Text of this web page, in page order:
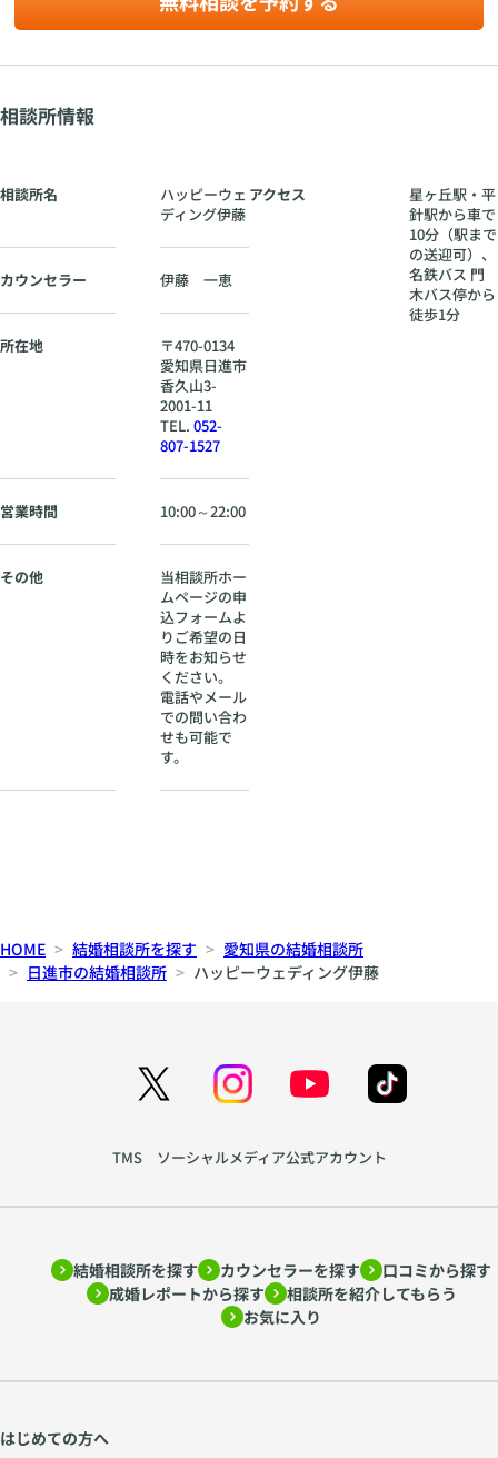
送
迎
門
木
バ
停
か
徒
歩
め
ざ
針
10
分
駅
ま
の
送
迎
、
ス
木
バ
ス
停
か
ら
徒
歩
1
分
相談所情報
相談所名
ハッピーウェ
ディング伊藤
カウンセラー 伊藤 一恵
所在地 〒470-0134
愛知県日進市
香久山3-
2001-11
TEL. 052-
807-1527
営業時間 10:00～22:00
その他
当相談所ホー
ムページの申
込フォームよ
りご希望の日
時をお知らせ
ください。
電話やメール
での問い合わ
せも可能で
す。
アクセス
星ヶ丘駅・平
針駅から車で
10分（駅まで
の送迎可）、
名鉄バス 門
木バス停から
徒歩1分
HOME 結婚相談所を探す
愛知県の結婚相談所
日進市の結婚相談所
ハッピーウェディング伊藤
TMS ソーシャルメディア公式アカウント
結婚相談所を探す カウンセラーを探す
口コミから探す
成婚レポートから探す
相談所を紹介してもらう
お気に入り
はじめての方へ